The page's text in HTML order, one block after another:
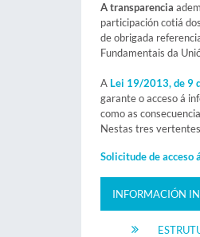
A transparencia
participación cotiá
de obrigada
Fundamentais da
A Lei 19/2013, de 9
garante o acceso á
como as
Nestas tres
Solicitude de acceso
INFORMACIÓN